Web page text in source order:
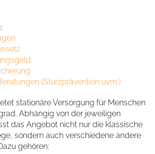
(Sturzprävention uvm.)
stationäre Versorgung für Menschen
Abhängig von der jeweiligen
das Angebot nicht nur die klassische
sondern auch verschiedene andere
gehören: